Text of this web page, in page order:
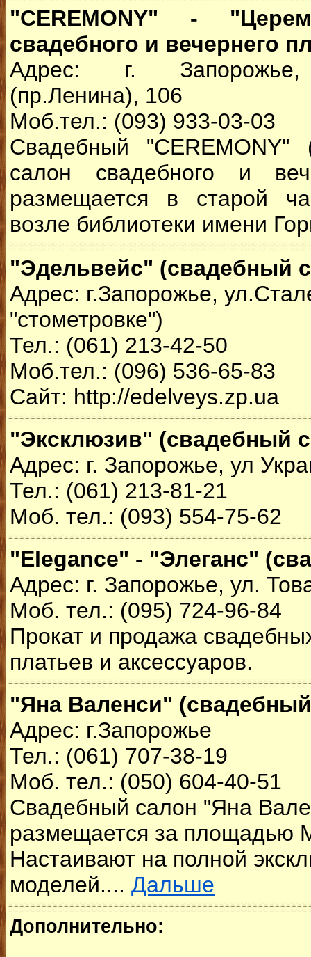
"CEREMONY" -
свадебного и вечернего
Адрес: г. Запорожье,
(пр.Ленина), 106
Моб.тел.: (093) 933-03-03
Свадебный "CEREMONY"
салон свадебного и
размещается в старой
возле библиотеки имени
"Эдельвейс" (свадебный
Адрес: г.Запорожье,
"стометровке")
Тел.: (061) 213-42-50
Моб.тел.: (096) 536-65-83
Сайт: http://edelveys.zp.ua
"Эксклюзив" (свадебный
Адрес: г. Запорожье, ул
Тел.: (061) 213-81-21
Моб. тел.: (093) 554-75-62
"Elegance" - "Элеганс"
Адрес: г. Запорожье, ул.
Моб. тел.: (095) 724-96-84
Прокат и продажа
платьев и аксессуаров.
"Яна Валенси"
Адрес: г.Запорожье
Тел.: (061) 707-38-19
Моб. тел.: (050) 604-40-51
Свадебный салон "Яна
размещается за площадью
Настаивают на полной
моделей.... Дальше
Дополнительно: